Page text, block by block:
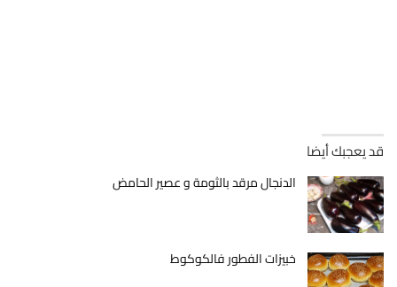
قد يعجبك أيضا
الدنجال مرقد بالثومة و عصير الحامض
خبيزات الفطور فالكوكوط